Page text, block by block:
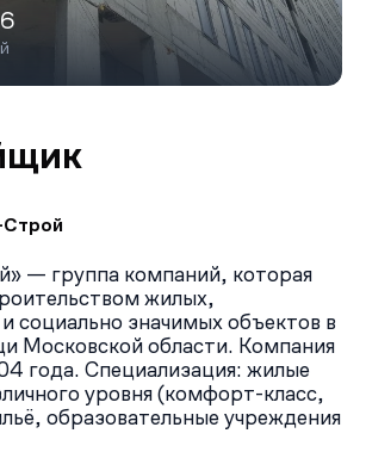
Строй
— группа компаний, которая
жилых,
социально значимых объектов в
Московской области. Компания
года. Специализация: жилые
уровня (комфорт-класс,
образовательные учреждения